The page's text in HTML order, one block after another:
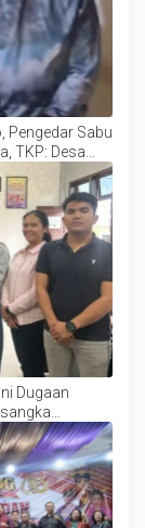
Pengedar Sabu
TKP: Desa
Dugaan